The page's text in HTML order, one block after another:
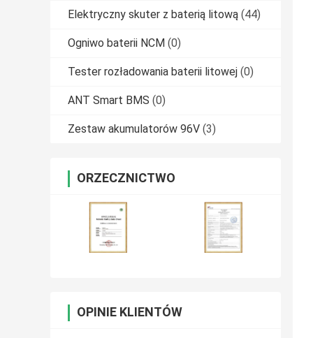
Elektryczny skuter z baterią litową (44)
Ogniwo baterii NCM (0)
Tester rozładowania baterii litowej (0)
ANT Smart BMS (0)
Zestaw akumulatorów 96V (3)
ORZECZNICTWO
OPINIE KLIENTÓW